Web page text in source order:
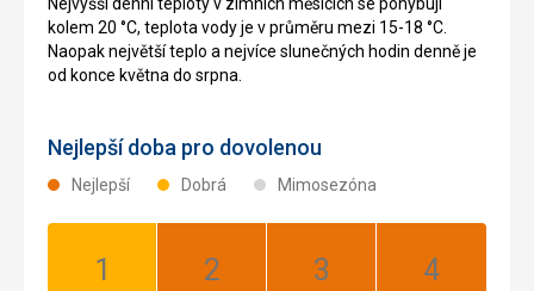
kolem 20 °C, teplota vody je v průměru mezi 15-18 °C.
Naopak největší teplo a nejvíce slunečných hodin denně je
od konce května do srpna.
Nejlepší doba pro dovolenou
Nejlepší Dobrá Mimosezóna
Leden:
Únor:
Březen:
Duben: